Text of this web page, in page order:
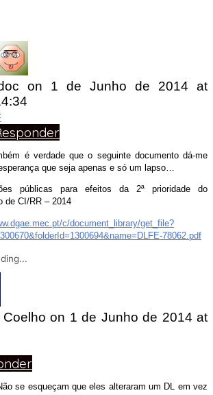
on 1 de Junho de 2014 at
é verdade que o seguinte documento dá-me
que seja apenas e só um lapso…
públicas para efeitos da 2ª prioridade do
de CI/RR – 2014
c/document_library/get_file?
78062.pdf
on 1 de Junho de 2014 at
se esqueçam que eles alteraram um DL em vez